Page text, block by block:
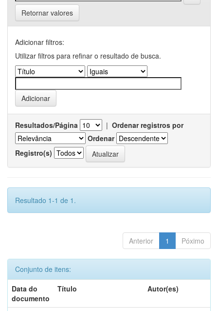
Retornar valores
Adicionar filtros:
Utilizar filtros para refinar o resultado de busca.
Resultados/Página | Ordenar registros por
Ordenar
Registro(s)
Resultado 1-1 de 1.
Anterior 1 Póximo
Conjunto de itens:
Data do
documento
Título Autor(es)